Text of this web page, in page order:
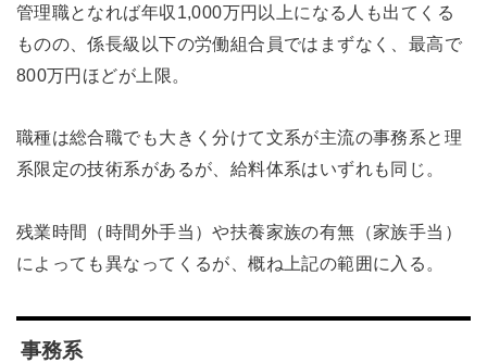
管理職となれば年収1,000万円以上になる人も出てくる
ものの、係長級以下の労働組合員ではまずなく、最高で
800万円ほどが上限。
職種は総合職でも大きく分けて文系が主流の事務系と理
系限定の技術系があるが、給料体系はいずれも同じ。
残業時間（時間外手当）や扶養家族の有無（家族手当）
によっても異なってくるが、概ね上記の範囲に入る。
事務系